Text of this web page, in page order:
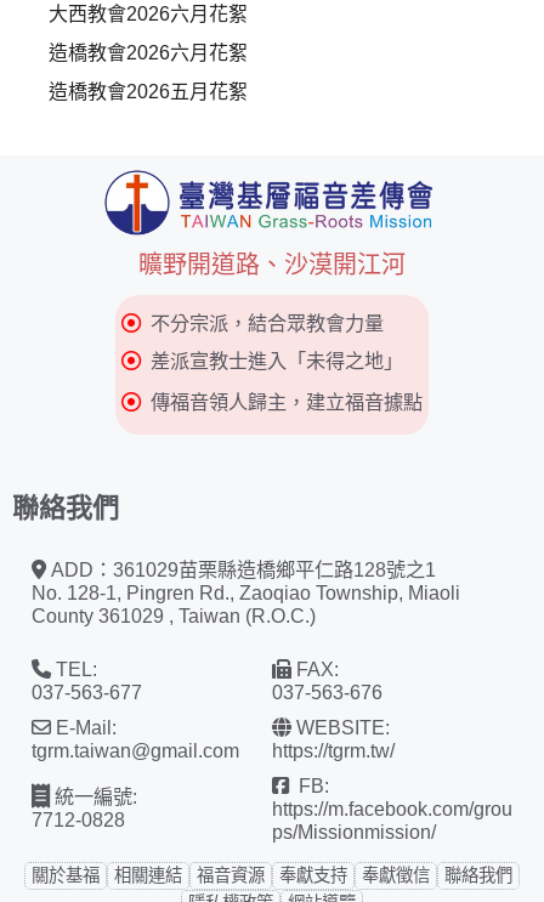
大西教會2026六月花絮
造橋教會2026六月花絮
造橋教會2026五月花絮
曠野開道路、沙漠開江河
不分宗派，結合眾教會力量
差派宣教士進入「未得之地」
傳福音領人歸主，建立福音據點
聯絡我們
ADD：361029苗栗縣造橋鄉平仁路128號之1
No. 128-1, Pingren Rd., Zaoqiao Township, Miaoli
County 361029 , Taiwan (R.O.C.)
TEL:
037-563-677
FAX:
037-563-676
E-Mail:
tgrm.taiwan@gmail.com
WEBSITE:
https://tgrm.tw/
統一編號:
7712-0828
FB:
https://m.facebook.com/grou
ps/Missionmission/
關於基福 相關連結 福音資源 奉獻支持 奉獻徵信
聯絡我們